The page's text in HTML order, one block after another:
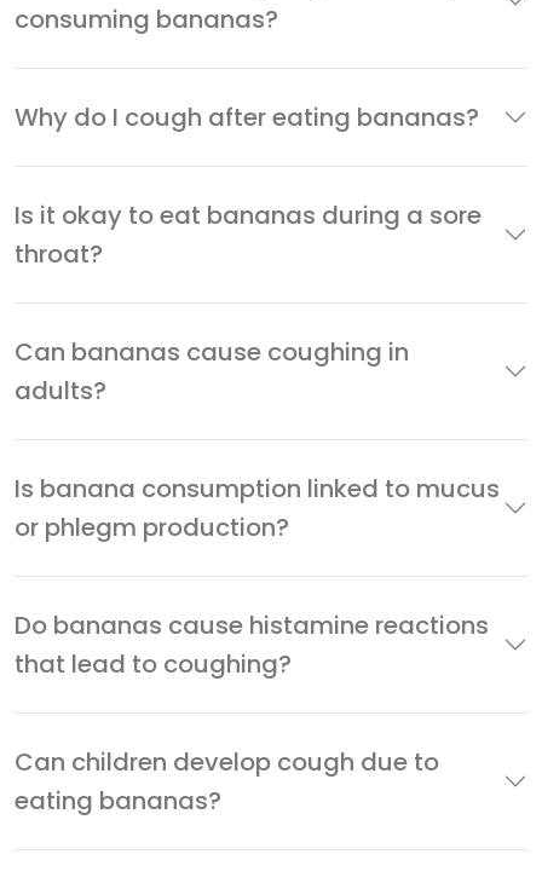
consuming bananas?
Why do I cough after eating bananas?
Is it okay to eat bananas during a sore
throat?
Can bananas cause coughing in
adults?
Is banana consumption linked to mucus
or phlegm production?
Do bananas cause histamine reactions
that lead to coughing?
Can children develop cough due to
eating bananas?